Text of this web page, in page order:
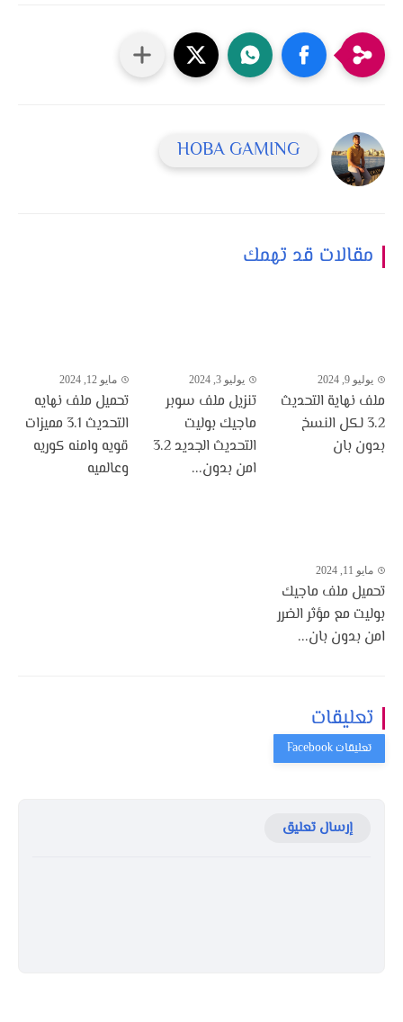
HOBA GAMING
مقالات قد تهمك
يوليو 9, 2024
ملف نهاية التحديث
3.2 لكل النسخ
بدون بان
يوليو 3, 2024
تنزيل ملف سوبر
ماجيك بوليت
التحديث الجديد 3.2
امن بدون...
مايو 12, 2024
تحميل ملف نهايه
التحديث 3.1 مميزات
قويه وامنه كوريه
وعالميه
مايو 11, 2024
تحميل ملف ماجيك
بوليت مع مؤثر الضرر
امن بدون بان...
تعليقات
إرسال تعليق